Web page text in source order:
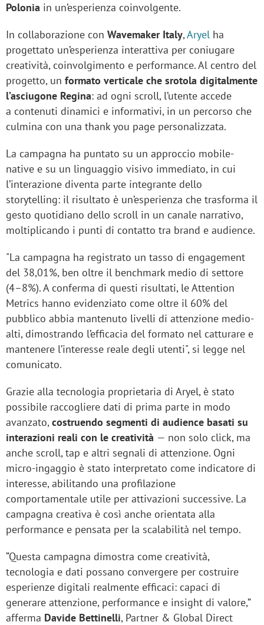
Polonia in un’esperienza coinvolgente.
In collaborazione con Wavemaker Italy,Aryel ha
progettato un’esperienza interattiva per coniugare
creatività, coinvolgimento e performance. Al centro del
progetto, un formato verticale che srotola digitalmente
l’asciugone Regina: ad ogni scroll, l’utente accede
a contenuti dinamici e informativi, in un percorso che
culmina con una thank you page personalizzata.
La campagna ha puntato su un approccio mobile-
native e su un linguaggio visivo immediato, in cui
l’interazione diventa parte integrante dello
storytelling: il risultato è un’esperienza che trasforma il
gesto quotidiano dello scroll in un canale narrativo,
moltiplicando i punti di contatto tra brand e audience.
"La campagna ha registrato un tasso di engagement
del 38,01%, ben oltre il benchmark medio di settore
(4–8%). A conferma di questi risultati, le Attention
Metrics hanno evidenziato come oltre il 60% del
pubblico abbia mantenuto livelli di attenzione medio-
alti, dimostrando l’efficacia del formato nel catturare e
mantenere l’interesse reale degli utenti", si legge nel
comunicato.
Grazie alla tecnologia proprietaria di Aryel, è stato
possibile raccogliere dati di prima parte in modo
avanzato,costruendo segmenti di audience basati su
interazioni reali con le creatività — non solo click, ma
anche scroll, tap e altri segnali di attenzione. Ogni
micro-ingaggio è stato interpretato come indicatore di
interesse, abilitando una profilazione
comportamentale utile per attivazioni successive. La
campagna creativa è così anche orientata alla
performance e pensata per la scalabilità nel tempo.
“Questa campagna dimostra come creatività,
tecnologia e dati possano convergere per costruire
esperienze digitali realmente efficaci: capaci di
generare attenzione, performance e insight di valore,”
afferma Davide Bettinelli, Partner & Global Direct